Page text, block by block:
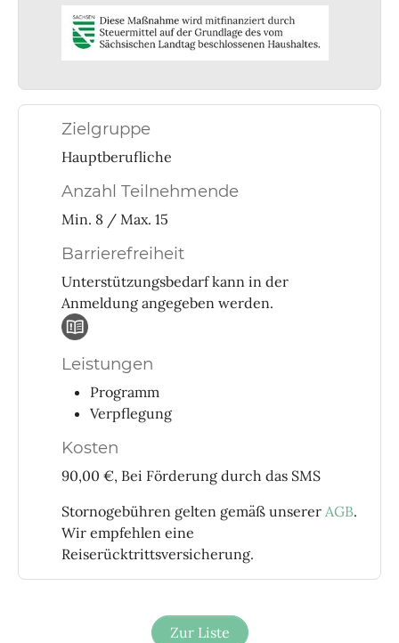
Zielgruppe
Hauptberufliche
Anzahl Teilnehmende
Min. 8 / Max. 15
Barrierefreiheit
Unterstützungsbedarf kann in der
Anmeldung angegeben werden.
Leistungen
Programm
Verpflegung
Kosten
90,00 €, Bei Förderung durch das SMS
Stornogebühren gelten gemäß unserer AGB.
Wir empfehlen eine
Reiserücktrittsversicherung.
Zur Liste